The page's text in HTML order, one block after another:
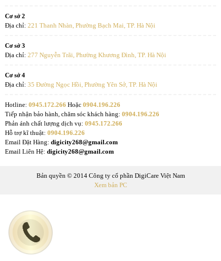
Cơ sở 2
Địa chỉ: 221 Thanh Nhàn, Phường Bạch Mai, TP. Hà Nội
Cơ sở 3
Địa chỉ: 277 Nguyễn Trãi, Phường Khương Đình, TP. Hà Nội
Cơ sở 4
Địa chỉ: 35 Đường Ngọc Hồi, Phường Yên Sở, TP. Hà Nội
Hotline: 0945.172.266 Hoặc 0904.196.226
Tiếp nhận bảo hành, chăm sóc khách hàng: 0904.196.226
Phản ánh chất lượng dịch vụ: 0945.172.266
Hỗ trợ kĩ thuật: 0904.196.226
Email Đặt Hàng: digicity268@gmail.com
Email Liên Hệ: digicity268@gmail.com
Bản quyền © 2014 Công ty cổ phần DigiCare Việt Nam
Xem bản PC